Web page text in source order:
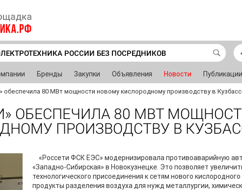
РОССИИ БЕЗ ПОСРЕДНИКОВ
Бренды Закупки Объявления Новости Публикации
обеспечила 80 МВт мощности новому кислородному производству в
ОБЕСПЕЧИЛА 80 МВТ
ПРОИЗВОДСТВУ В
«Россети ФСК ЕЭС» модернизировала противоаварийную
«Западно-Сибирская» в Новокузнецке. Это позволяет
технологического присоединения к сетям нового
продукты разделения воздуха для нужд металлургии,